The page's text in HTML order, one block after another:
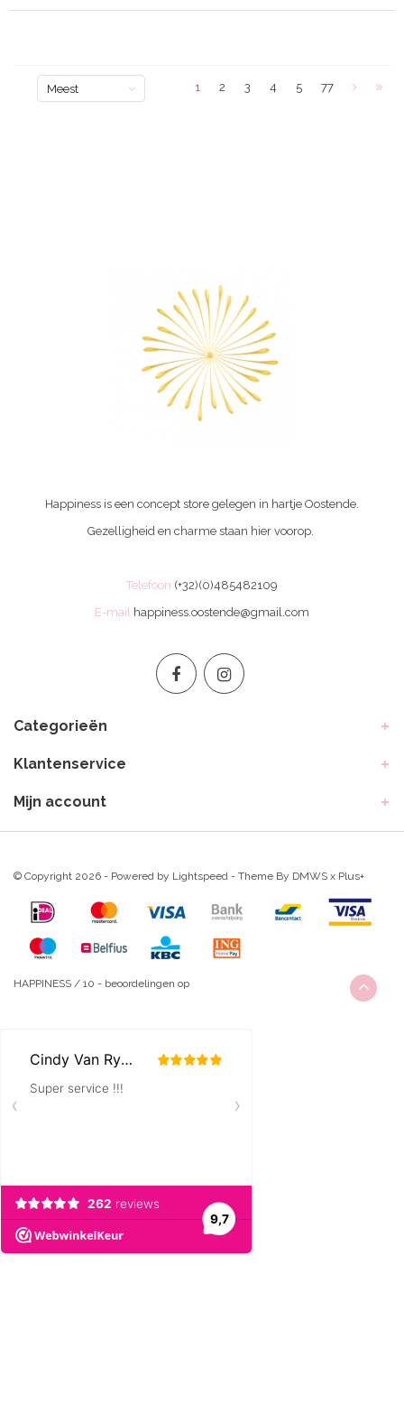
Meest
1 2 3 4 5 77
Happiness is een concept store gelegen in hartje Oostende.
Gezelligheid en charme staan hier voorop.
Telefoon (+32)(0)485482109
E-mail happiness.oostende@gmail.com
Categorieën
Klantenservice
Mijn account
© Copyright 2026 - Powered by Lightspeed - Theme By DMWS x Plus+
HAPPINESS / 10 - beoordelingen op